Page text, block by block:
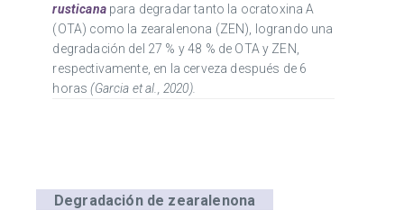
rusticanapara degradar tanto la ocratoxina A
(OTA) como la zearalenona (ZEN), logrando una
degradación del 27 % y 48 % de OTA y ZEN,
respectivamente, en la cerveza después de 6
horas(Garcia et al., 2020).
Degradación de zearalenona